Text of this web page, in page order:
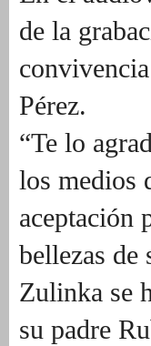
de la
Pérez.
“Te lo
los medios
aceptación
bellezas de
Zulinka se
su padre